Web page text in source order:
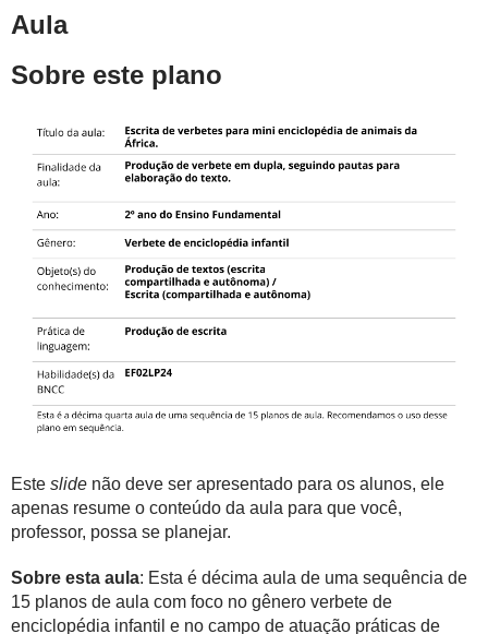
Aula
Sobre este plano
Este slide não deve ser apresentado para os alunos, ele
apenas resume o conteúdo da aula para que você,
professor, possa se planejar.
Sobre esta aula: Esta é décima aula de uma sequência de
15 planos de aula com foco no gênero verbete de
enciclopédia infantil e no campo de atuação práticas de